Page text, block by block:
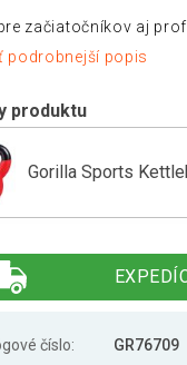
začiatočníkov aj
podrobnejší popis
produktu
Gorilla Sports
Gorilla Sports
číslo:
GR76709